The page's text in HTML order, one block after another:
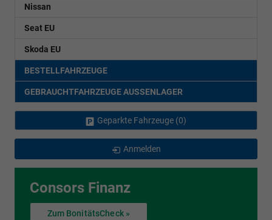
Nissan
Seat EU
Skoda EU
BESTELLFAHRZEUGE
GEBRAUCHTFAHRZEUGE AUSSENLAGER
Geparkte Fahrzeuge (0)
Anmelden
Consors Finanz
Zum BonitätsCheck »